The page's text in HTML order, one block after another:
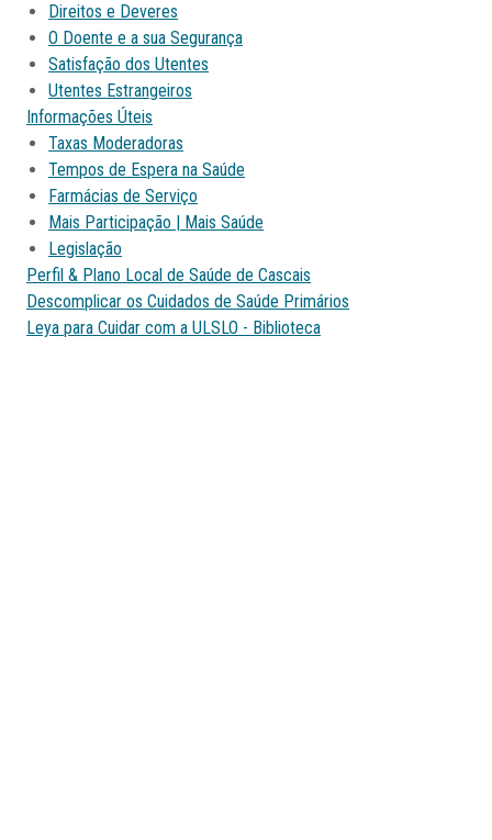
Direitos e Deveres
O Doente e a sua Segurança
Satisfação dos Utentes
Utentes Estrangeiros
Informações Úteis
Taxas Moderadoras
Tempos de Espera na Saúde
Farmácias de Serviço
Mais Participação | Mais Saúde
Legislação
Perfil & Plano Local de Saúde de Cascais
Descomplicar os Cuidados de Saúde Primários
Leya para Cuidar com a ULSLO - Biblioteca